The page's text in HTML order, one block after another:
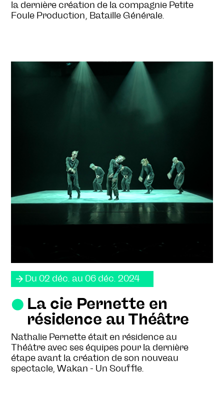
la dernière création de la compagnie Petite
Foule Production, Bataille Générale.
Du 02 déc. au 06 déc. 2024
La cie Pernette en
résidence au Théâtre
Nathalie Pernette était en résidence au
Théâtre avec ses équipes pour la dernière
étape avant la création de son nouveau
spectacle, Wakan - Un Souffle.